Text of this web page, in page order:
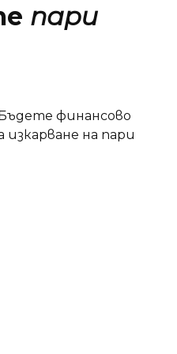
пари
финансово
на пари